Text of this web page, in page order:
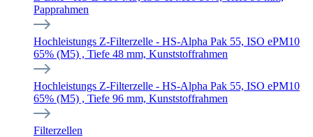
Papprahmen
Hochleistungs Z-Filterzelle - HS-Alpha Pak 55, ISO ePM10
65% (M5) , Tiefe 48 mm, Kunststoffrahmen
Hochleistungs Z-Filterzelle - HS-Alpha Pak 55, ISO ePM10
65% (M5) , Tiefe 96 mm, Kunststoffrahmen
Filterzellen